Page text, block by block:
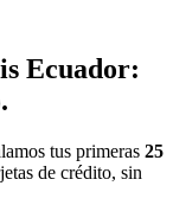
Ecuador:
tus primeras 25
de crédito, sin